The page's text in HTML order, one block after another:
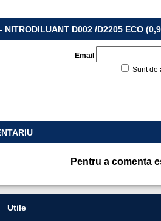
NITRODILUANT D002 /D2205 ECO
Email
Sunt de
Pentru a comenta
Utile